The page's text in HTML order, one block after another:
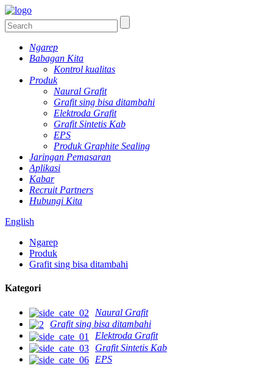
Ngarep
Babagan Kita
Kontrol kualitas
Produk
Naural Grafit
Grafit sing bisa ditambahi
Elektroda Grafit
Grafit Sintetis Kab
EPS
Produk Graphite Sealing
Jaringan Pemasaran
Aplikasi
Kabar
Recruit Partners
Hubungi Kita
English
Ngarep
Produk
Grafit sing bisa ditambahi
Kategori
Naural Grafit
Grafit sing bisa ditambahi
Elektroda Grafit
Grafit Sintetis Kab
EPS